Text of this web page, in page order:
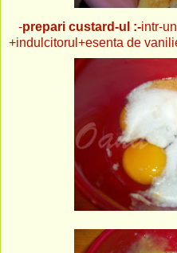
-prepari custard-ul :-intr-
+indulcitorul+esenta de